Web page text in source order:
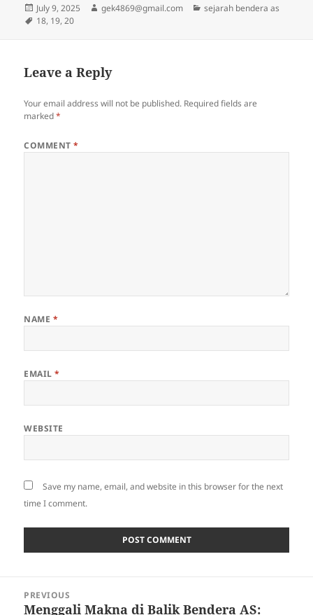
Posted
on
July 9, 2025 Author
gek4869@gmail.com Categories
sejarah bendera as
Tags
18, 19,20
Leave a Reply
Your email address will not be published. Required fields are
marked*
COMMENT*
NAME *
EMAIL*
WEBSITE
Save my name, email, and website in this browser for the next
time I comment.
navigation
PREVIOUS
Previous
Menggali Makna di Balik Bendera AS: